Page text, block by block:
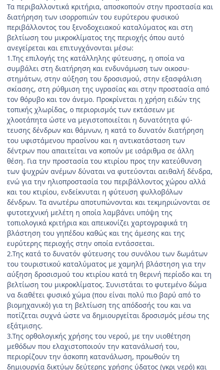
Τα περιβαλλοντικά κριτήρια, αποσκοπούν στην προ­στασία και
διατήρηση των ισορροπιών του ευρύτερου φυσικού
περιβάλλοντος του ξενοδοχειακού καταλύμα­τος και στη
βελτίωση του μικροκλίματος της περιοχής όπου αυτό
ανεγείρεται και επιτυγχάνονται μέσω:
1.Της επιλογής της κατάλληλης φύτευσης, η οποία να
συμβάλει στη διατήρηση και ενδυνάμωση των οικοσυ­
στημάτων, στην αύξηση του δροσισμού, στην εξασφάλιση
σκίασης, στη ρύθμιση της υγρασίας και στην προστασία από
τον θόρυβο και τον άνεμο. Προκρίνεται η χρήση ει­δών της
τοπικής χλωρίδας, ο περιορισμός των εκτάσεων με
χλοοτάπητα ώστε να μεγιστοποιείται η δυνατότητα φύ­
τευσης δένδρων και θάμνων, η κατά το δυνατόν διατήρη­ση
του υφιστάμενου πρασίνου και η αντικατάσταση των
δέντρων που απαιτείται να κοπούν με ισάριθμα σε άλλη
θέση. Για την προστασία του κτιρίου προς την κατεύθυν­ση
των ψυχρών ανέμων δύναται να φυτεύονται αειθαλή δένδρα,
ενώ για την ηλιοπροστασία του περιβάλλοντος χώρου αλλά
και του κτιρίου, ενδείκνυται η φύτευση φυλ­λοβόλων
δένδρων. Τα ανωτέρω αποτυπώνονται και τεκ­μηριώνονται σε
φυτοτεχνική μελέτη η οποία λαμβάνει υπόψη της
τοπιολογικά κριτήρια και απεικονίζει χαρτο­γραφικά τη
βλάστηση του γηπέδου καθώς και της άμεσης και της
ευρύτερης περιοχής στην οποία εντάσσεται.
2.Της κατά το δυνατόν φύτευσης του συνόλου των δωμάτων
του τουριστικού καταλύματος με χαμηλή βλάστηση για την
αύξηση δροσισμού του κτιρίου κατά τη θερινή περίοδο και τη
βελτίωση του μικροκλίματος. Συνιστάται το φυτεμένο δώμα
να διαθέτει φυσικό χώμα (που είναι πολύ πιο βαρύ από το
βιομηχανικό) για τη βελτίωση της απόδοσής του και να
ποτίζεται συχνά ώστε να δημιουργείται δροσισμός μέσω της
εξάτμισης.
3.Της ορθολογικής χρήσης του νερού, με την υιοθέ­τηση
μεθόδων που ελαχιστοποιούν την κατανάλωσή του,
περιορίζουν την άσκοπη κατανάλωση, προωθούν τη
δημιουργία δικτύων δεύτερης χρήσης ύδατος (γκρι νερό) και